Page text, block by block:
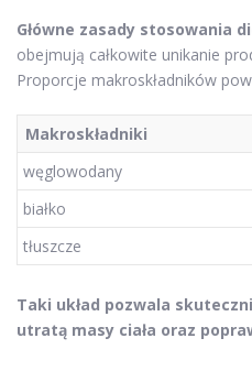
Główne zasady stosowania
obejmują całkowite unikanie
Proporcje makroskładników
Makroskładniki
węglowodany
białko
tłuszcze
Taki układ pozwala
utratą masy ciała oraz